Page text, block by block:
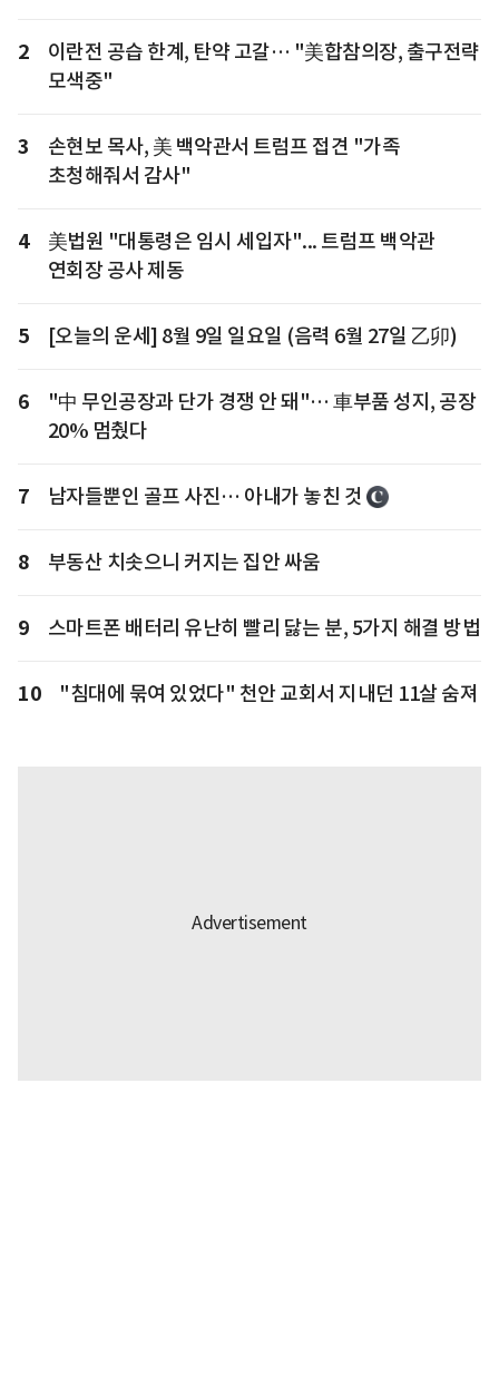
2
이란전 공습 한계, 탄약 고갈… "美합참의장, 출구전략
모색중"
3
손현보 목사, 美 백악관서 트럼프 접견 "가족
초청해줘서 감사"
4
美법원 "대통령은 임시 세입자"... 트럼프 백악관
연회장 공사 제동
5 [오늘의 운세] 8월 9일 일요일 (음력 6월 27일 乙卯)
6
"中 무인공장과 단가 경쟁 안 돼"… 車부품 성지, 공장
20% 멈췄다
7 남자들뿐인 골프 사진… 아내가 놓친 것
8 부동산 치솟으니 커지는 집안 싸움
9 스마트폰 배터리 유난히 빨리 닳는 분, 5가지 해결 방법
10 "침대에 묶여 있었다" 천안 교회서 지내던 11살 숨져